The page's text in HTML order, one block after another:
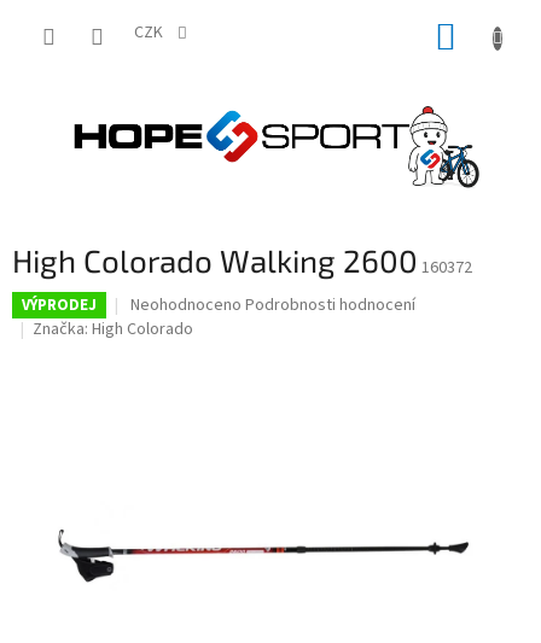
CZK
High Colorado Walking 2600 160372
VÝPRODEJ
Průměrné
hodnocení
Neohodnoceno Podrobnosti hodnocení
Značka: High Colorado